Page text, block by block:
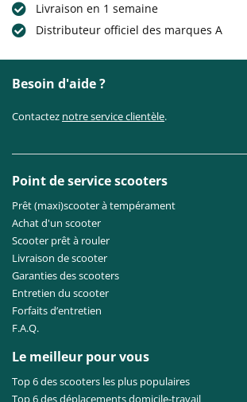
Livraison en 1 semaine
Distributeur officiel des marques A
Besoin d'aide ?
Contactez notre service clientèle.
Point de service scooters
Prêt (maxi)scooter à tempérament
Achat d'un scooter
Scooter prêt à rouler
Livraison de scooter
Garanties des scooters
Entretien du scooter
Forfaits d’entretien
F.A.Q.
Le meilleur pour vous
Top 6 des scooters les plus populaires
Top 6 des déplacements domicile-travail